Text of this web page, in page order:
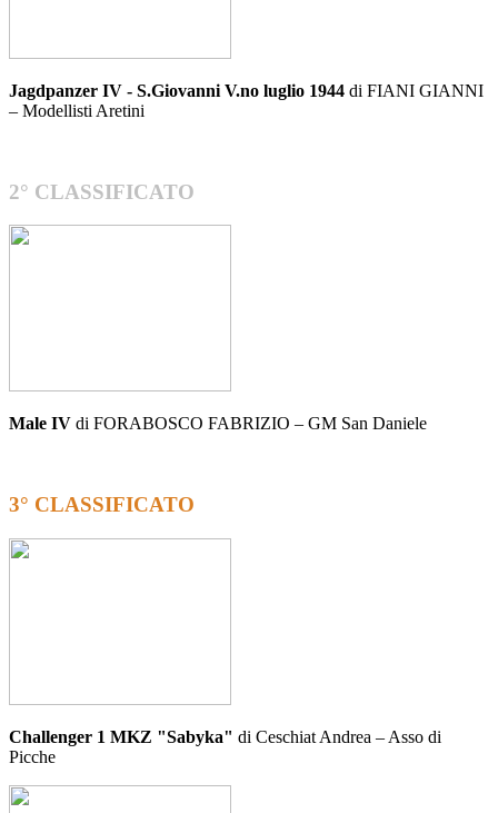
Jagdpanzer IV - S.Giovanni V.no luglio 1944 di FIANI GIANNI
– Modellisti Aretini
2° CLASSIFICATO
Male IV di FORABOSCO FABRIZIO – GM San Daniele
3° CLASSIFICATO
Challenger 1 MKZ "Sabyka" di Ceschiat Andrea – Asso di
Picche